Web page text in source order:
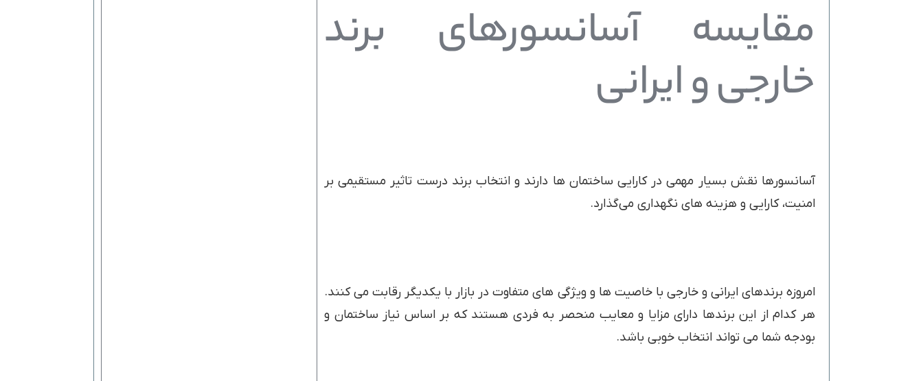
مقایسه آسانسورهای برند
خارجی و ایرانی
آسانسورها نقش بسیار مهمی در کارایی ساختمان ها دارند و انتخاب برند درست تاثیر مستقیمی بر
امنیت، کارایی و هزینه های نگهداری می‌گذارد.
امروزه برندهای ایرانی و خارجی با خاصیت ها و ویژگی های متفاوت در بازار با یکدیگر رقابت می کنند.
هر کدام از این برندها دارای مزایا و معایب منحصر به فردی هستند که بر اساس نیاز ساختمان و
بودجه شما می تواند انتخاب خوبی باشد.